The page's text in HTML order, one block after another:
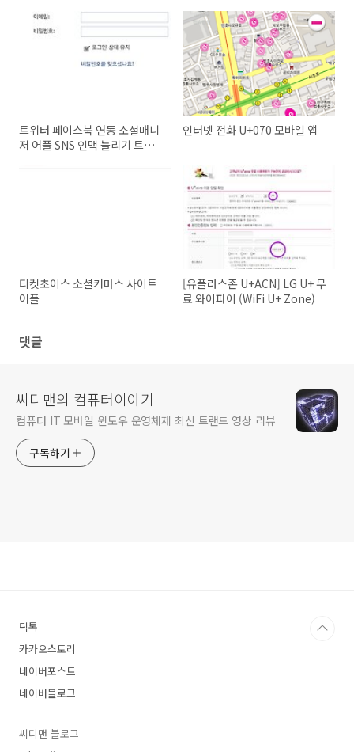
트위터 페이스북 연동 소셜매니
저 어플 SNS 인맥 늘리기 트위
인터넷 전화 U+070 모바일 앱
티켓초이스 소셜커머스 사이트
어플
[유플러스존 U+ACN] LG U+ 무
료 와이파이 (WiFi U+ Zone)
댓글
씨디맨의 컴퓨터이야기
컴퓨터 IT 모바일 윈도우 운영체제 최신 트랜드 영상 리뷰
구독하기
틱톡
카카오스토리
네이버포스트
네이버블로그
씨디맨 블로그